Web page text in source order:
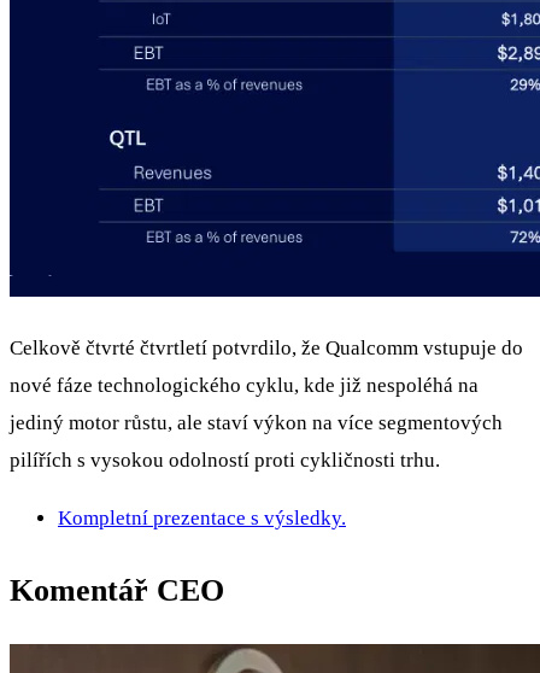
Celkově čtvrté čtvrtletí potvrdilo, že Qualcomm vstupuje do
nové fáze technologického cyklu, kde již nespoléhá na
jediný motor růstu, ale staví výkon na více segmentových
pilířích s vysokou odolností proti cykličnosti trhu.
Kompletní prezentace s výsledky.
Komentář CEO